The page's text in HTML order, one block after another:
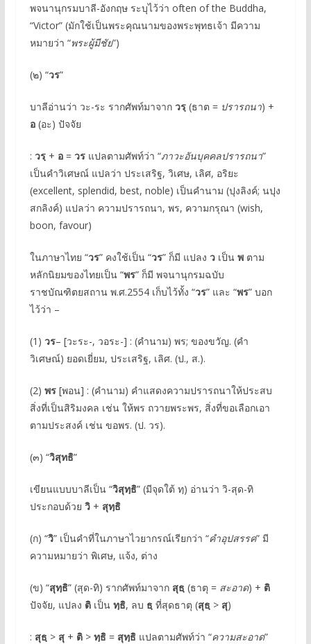
พจนานุกรมบาลี-อังกฤษ ระบุไว้ว่า often of the Buddha,
“Victor” (มักใช้เป็นพระคุณนามของพระพุทธเจ้า มีความ
หมายว่า “พระผู้มีชัย”)
(๒) “วร”
บาลีอ่านว่า วะ-ระ รากศัพท์มาจาก วรฺ(ธาต = ปรารถนา) +
อ(อะ) ปัจจัย
: วรฺ+ อ= วรแปลตามศัพท์ว่า “ภาวะอันบุคคลปรารถนา”
เป็นคำวิเศษณ์ แปลว่า ประเสริฐ, วิเศษ, เลิศ, อริยะ
(excellent, splendid, best, noble) เป็นคำนาม (ปุงลิงค์; นปุง
สกลิงค์) แปลว่า ความปรารถนา, พร, ความกรุณา (wish,
boon, favour)
ในภาษาไทย “วร” คงใช้เป็น “วร” ก็มี แปลง วเป็น พตาม
หลักนิยมของไทยเป็น “พร” ก็มี พจนานุกรมฉบับ
ราชบัณฑิตยสถาน พ.ศ.2554 เก็บไว้ทั้ง “วร” และ “พร” บอก
ไว้ว่า –
(1) วร– [วะระ-, วอระ-] : (คำนาม) พร; ของขวัญ. (คำ
วิเศษณ์) ยอดเยี่ยม, ประเสริฐ, เลิศ. (ป., ส.).
(2) พร[พอน] : (คำนาม) คำแสดงความปรารถนาให้ประสบ
สิ่งที่เป็นสิริมงคล เช่น ให้พร ถวายพระพร, สิ่งที่ขอเลือกเอา
ตามประสงค์ เช่น ขอพร. (ป. วร).
(๓) “วิสุทธิ”
เขียนแบบบาลีเป็น “วิสุทฺธิ” (มีจุดใต้ ทฺ) อ่านว่า วิ-สุด-ทิ
ประกอบด้วย วิ+ สุทฺธิ
(ก) “วิ” เป็นคำที่ในภาษาไวยากรณ์เรียกว่า “คำอุปสรรค” มี
ความหมายว่า พิเศษ, แจ้ง, ต่าง
(ข) “สุทฺธิ” (สุด-ทิ) รากศัพท์มาจาก สุธฺ (ธาตุ = สะอาด) + ติ
ปัจจัย, แปลง ติเป็น ทฺธิ, ลบ ธฺ ที่สุดธาตุ (สุธฺ > สุ)
: สุธฺ > สุ+ ติ> ทฺธิ= สุทฺธิแปลตามศัพท์ว่า “ความสะอาด”